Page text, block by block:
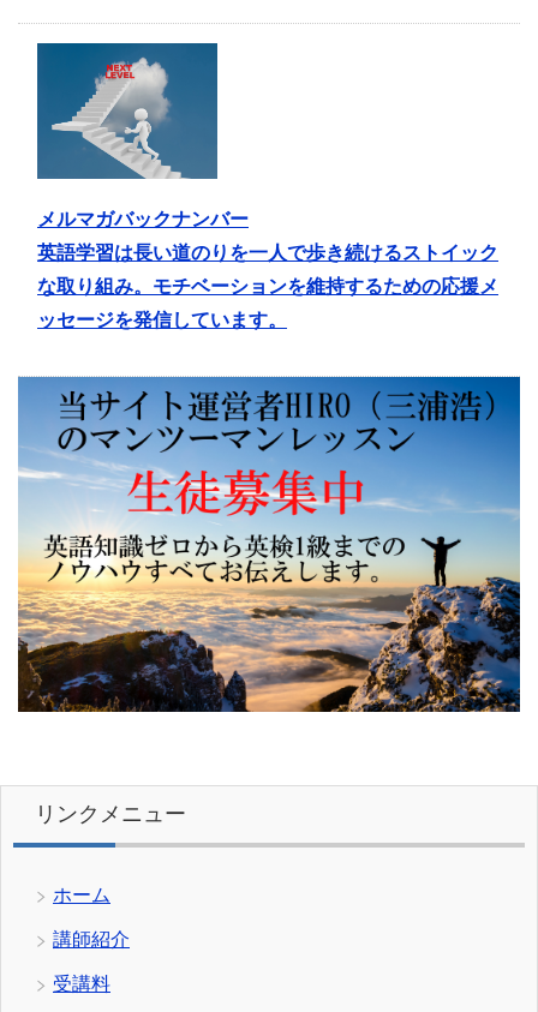
メルマガバックナンバー
英語学習は長い道のりを一人で歩き続けるストイック
な取り組み。モチベーションを維持するための応援メ
ッセージを発信しています。
リンクメニュー
ホーム
講師紹介
受講料